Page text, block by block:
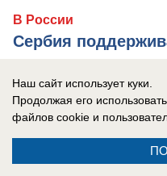
В России
Сербия
радостно
подписал с ним
Сербия, традиционно
России страной,
Наш сайт использует куки.
Продолжая его
файлов cookie и